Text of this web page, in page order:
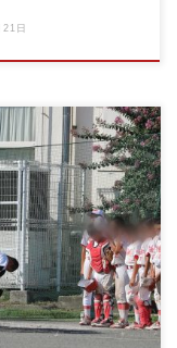
日
ブラックイーグルス